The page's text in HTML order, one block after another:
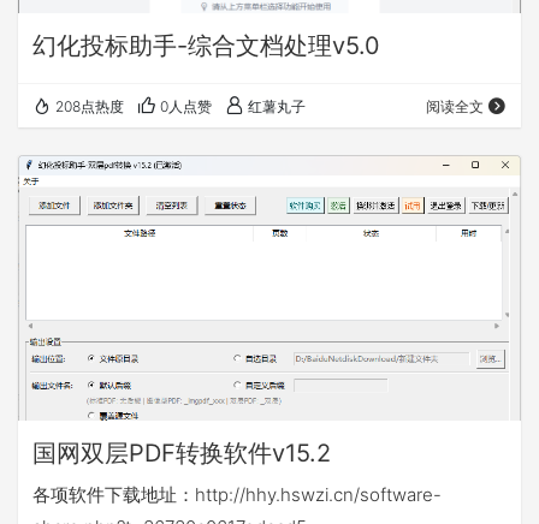
幻化投标助手-综合文档处理v5.0
208点热度 0人点赞 红薯丸子 阅读全文
国网双层PDF转换软件v15.2
各项软件下载地址：http://hhy.hswzi.cn/software-